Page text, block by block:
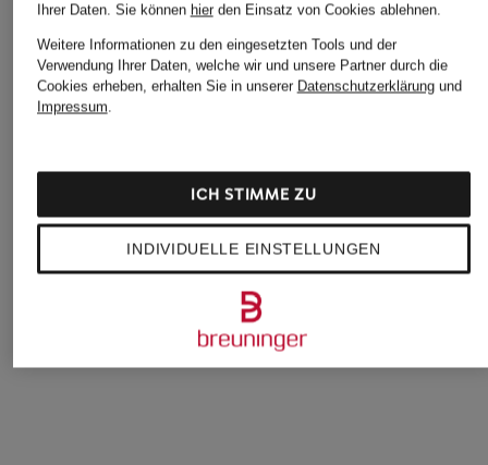
darling harbour
Cashmere
CHF 100
darling harbour
CHF 35
Ursprünglich:CHF 70
BOSS
CHF 139
Ursprünglich:CHF 229
Ihrer Daten. Sie können hierden Einsatz von Cookies ablehnen.
Weitere Informationen zu den eingesetzten Tools und der
Verwendung Ihrer Daten, welche wir und unsere Partner durch die
Cookies erheben, erhalten Sie in unserer Datenschutzerklärungund
Impressum.
INDIVIDUELLE EINSTELLUNGEN
ICH STIMME ZU